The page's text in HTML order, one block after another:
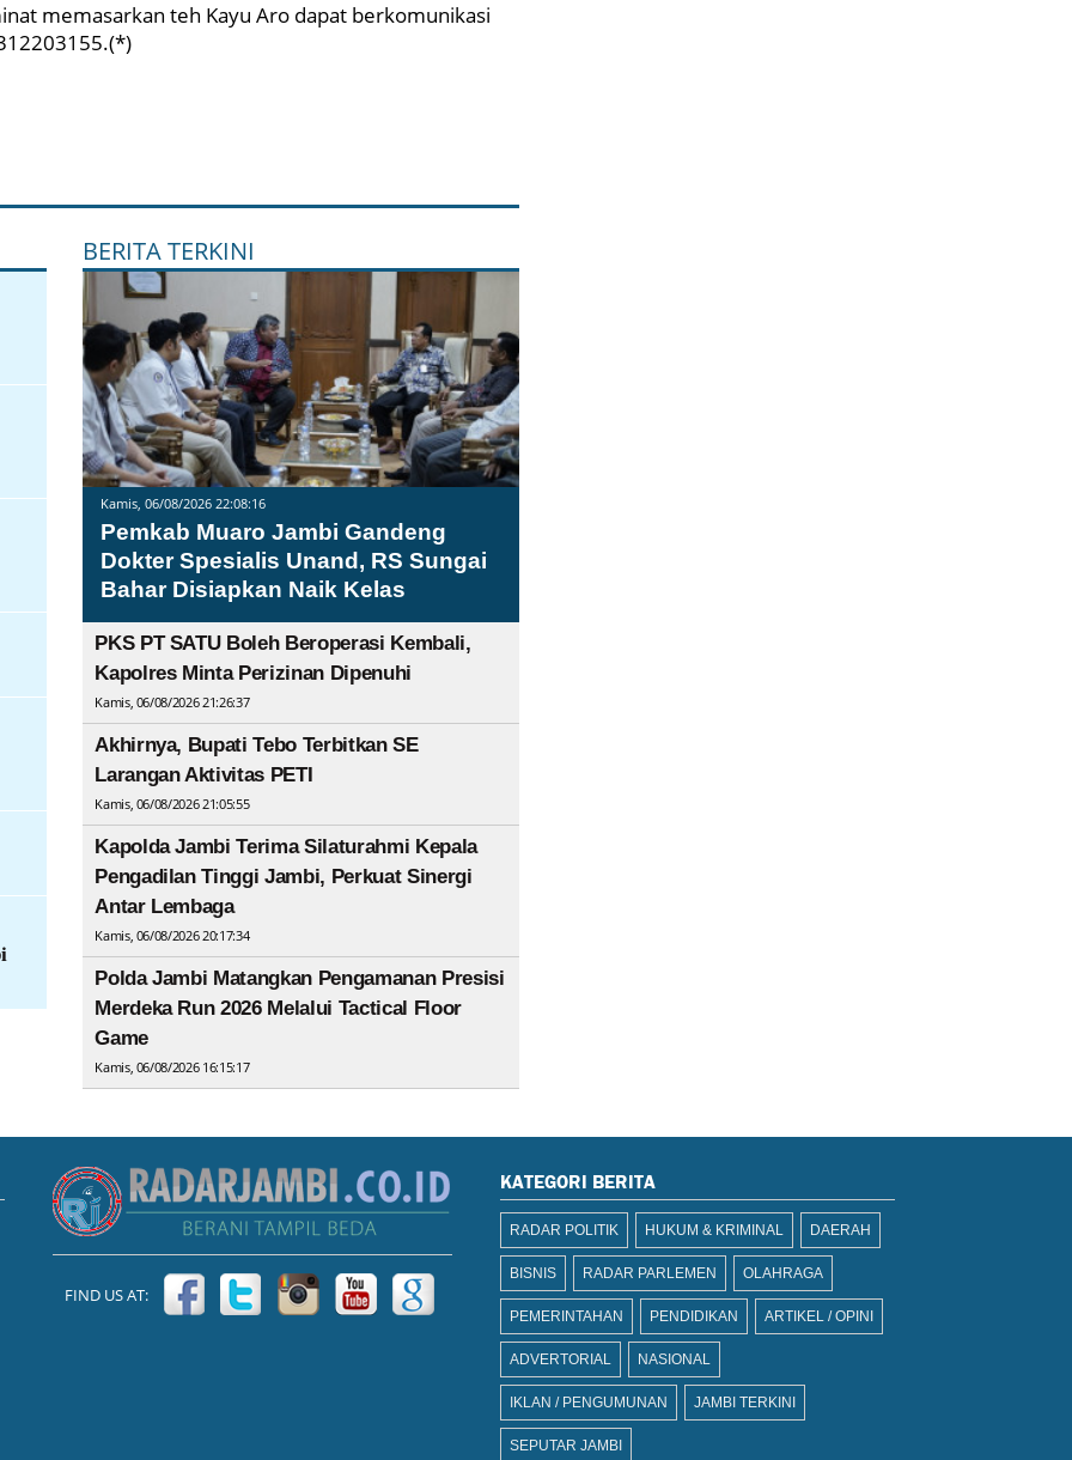
memasarkan teh Kayu Aro dapat berkomunikasi
BERITA TERKINI
Kamis, 06/08/2026 22:08:16
Pemkab Muaro Jambi Gandeng
Dokter Spesialis Unand, RS Sungai
Bahar Disiapkan Naik Kelas
PKS PT SATU Boleh Beroperasi Kembali,
Kapolres Minta Perizinan Dipenuhi
Kamis, 06/08/2026 21:26:37
Akhirnya, Bupati Tebo Terbitkan SE
Larangan Aktivitas PETI
Kamis, 06/08/2026 21:05:55
Kapolda Jambi Terima Silaturahmi Kepala
Pengadilan Tinggi Jambi, Perkuat Sinergi
Antar Lembaga
Kamis, 06/08/2026 20:17:34
Polda Jambi Matangkan Pengamanan Presisi
Merdeka Run 2026 Melalui Tactical Floor
Game
Kamis, 06/08/2026 16:15:17
FIND US AT:
KATEGORI BERITA
RADAR POLITIK HUKUM & KRIMINAL DAERAH
BISNIS RADAR PARLEMEN OLAHRAGA
PEMERINTAHAN PENDIDIKAN ARTIKEL / OPINI
ADVERTORIAL NASIONAL
IKLAN / PENGUMUNAN JAMBI TERKINI
SEPUTAR JAMBI